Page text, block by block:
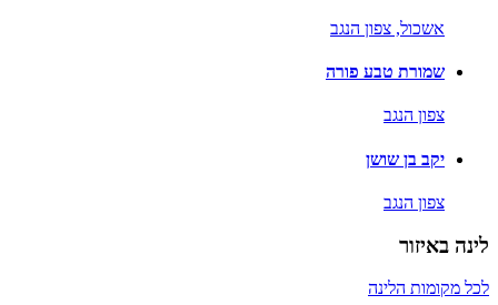
אשכול, צפון הנגב
שמורת טבע פורה
צפון הנגב
יקב בן שושן
צפון הנגב
לינה באיזור
לכל מקומות הלינה